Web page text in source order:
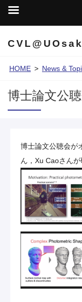
HOME > News &
博士論文公
博士論文公聴会が
ん，Xu Caoさん